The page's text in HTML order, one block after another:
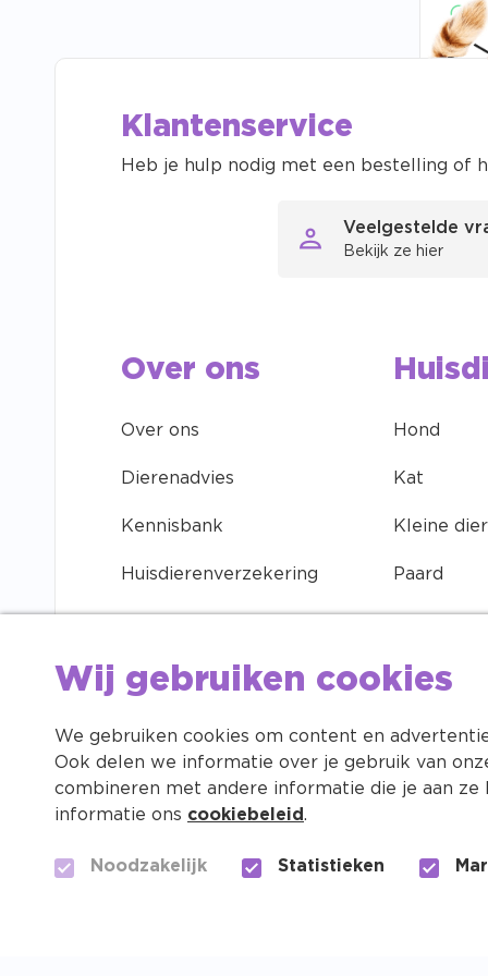
Gratis
Klantenservice
Heb je hulp nodig met een bestelling of
Veelgestelde
Bekijk ze hier
Over ons
Over ons
Dierenadvies
Kennisbank
Huisdierenverzekering
Vacatures
Investeren in je huisdier
Hond
Kat
Kleine
Paard
Vis
Wij gebruiken cookies
We gebruiken cookies om content en
Ook delen we informatie over je gebruik van
combineren met andere informatie die je aan
informatie ons cookiebeleid.
Noodzakelijk Statistieken